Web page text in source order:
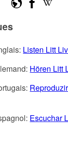
Listen Litt
Hören Litt
Escuchar